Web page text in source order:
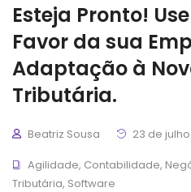
Esteja Pronto!
Favor da sua
Adaptação à
Tributária.
Beatriz Sousa
23 de
Agilidade, Contabilidade,
Tributária, Software